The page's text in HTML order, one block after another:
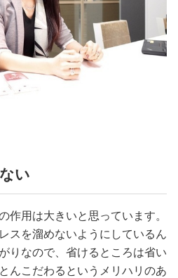
い
作用は大きいと思っています。
スを溜めないようにしているん
りなので、省けるところは省い
んこだわるというメリハリのあ